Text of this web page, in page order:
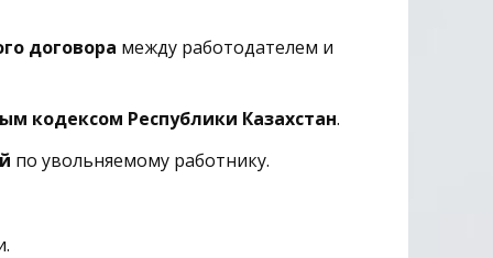
договора между работодателем и
кодексом Республики Казахстан.
по увольняемому работнику.